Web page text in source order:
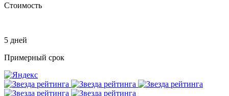
Стоимость
5 дней
Примерный срок